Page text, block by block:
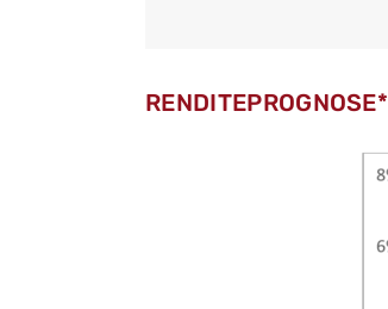
RENDITEPROGNOSE*